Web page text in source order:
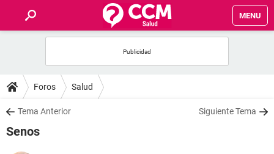
MENU
FOROS
SALUD
Foros Salud
Tema Anterior Siguiente Tema
Senos